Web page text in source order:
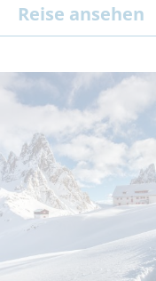
Reise ansehen